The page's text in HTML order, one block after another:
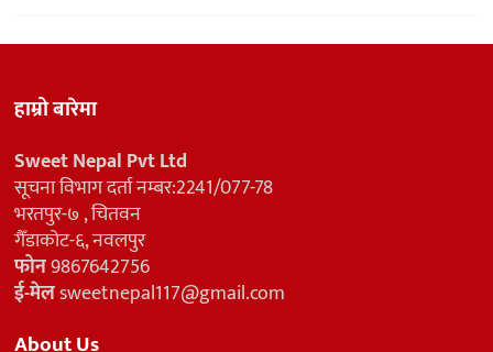
हाम्रो बारेमा
Sweet Nepal Pvt Ltd
सूचना विभाग दर्ता नम्बर:2241/077-78
भरतपुर-७ , चितवन
गैँडाकोट-६, नवलपुर
फोन9867642756
ई-मेलsweetnepal117@gmail.com
About Us